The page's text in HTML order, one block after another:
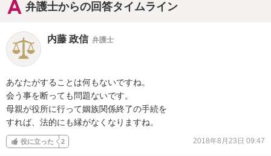
弁護士からの回答タイムライン
内藤 政信 弁護士
あなたがすることは何もないですね。
会う事を断っても問題ないです。
母親が役所に行って姻族関係終了の手続を
すれば、法的にも縁がなくなりますね。
役に立った 2 2018年8月23日 09:47